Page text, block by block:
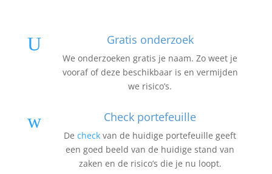
U Gratis onderzoek
We onderzoeken gratis je naam. Zo weet je
vooraf of deze beschikbaar is en vermijden
we risico’s.
w Check portefeuille
Decheck van de huidige portefeuille geeft
een goed beeld van de huidige stand van
zaken en de risico’s die je nu loopt.